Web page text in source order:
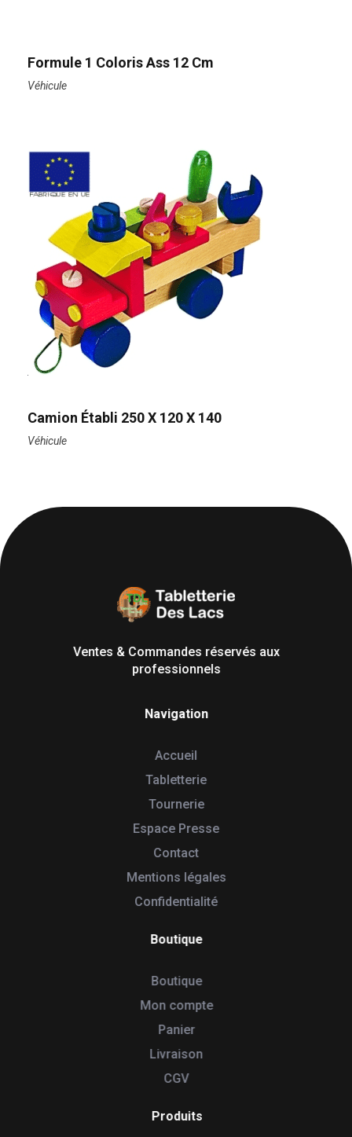
Formule 1 Coloris Ass 12 Cm
Véhicule
Camion Établi 250 X 120 X 140
Véhicule
Ventes & Commandes réservés aux
professionnels
Navigation
Accueil
Tabletterie
Tournerie
Espace Presse
Contact
Mentions légales
Confidentialité
Boutique
Boutique
Mon compte
Panier
Livraison
CGV
Produits